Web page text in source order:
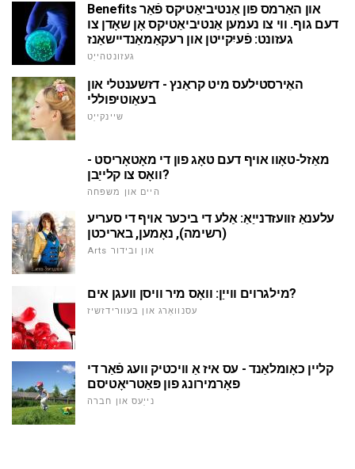
Benefits און האַרמס פון אַנטיביאַטיקס פֿאַר
דעם גוף. ווי צו נעמען אַנטיביאַטיקס אָן שאָדן צו
געזונט: פֿעיִקייטן און רעקאַמאַנדיישאַנז
געזונטהייַט
האַירסטילעס מיט קראַנץ - דזשענטלי און
בעאַוטיפוללי
שיינקייַט
מאַזל-טאָוו אויף דעם טאָג פון די מאָטאָריסט -
וואָס צו קלייַבן?
היים און משפּחה
עלענאַ זוועזדנייַאַ: אַלע די ביכער אויף די סעריע
(רשימה), נאָמען, באריכטן
Arts און ובידור
מילגרוים ווייַן: וואָס מיר וויסן וועגן אים?
עסנוואַרג און בעוורידזשיז
קליין כאָומלאַנד - עס איז אַ וויכטיק וועג פֿאַר די
פאָרמירונג פון פּאַטריאָטיסם
נייַעס און חברה